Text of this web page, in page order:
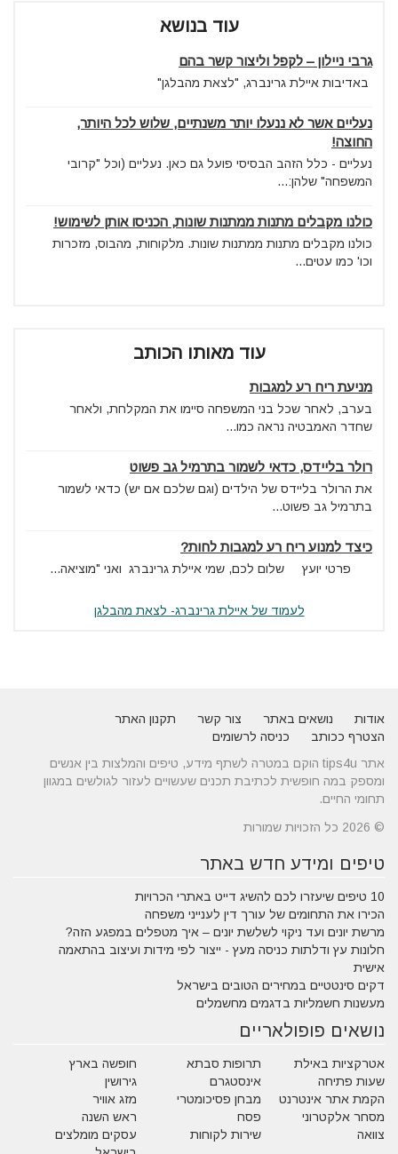
עוד בנושא
גרבי ניילון – לקפל וליצור קשר בהם
באדיבות איילת גרינברג, "לצאת מהבלגן"
נעליים אשר לא ננעלו יותר משנתיים, שלוש לכל היותר,
החוצה!
נעליים - כלל הזהב הבסיסי פועל גם כאן. נעליים (וכל "קרובי
המשפחה" שלהן:...
כולנו מקבלים מתנות ממתנות שונות, הכניסו אותן לשימוש!
כולנו מקבלים מתנות ממתנות שונות. מלקוחות, מהבוס, מזכרות
וכו' כמו עטים...
עוד מאותו הכותב
מניעת ריח רע למגבות
בערב, לאחר שכל בני המשפחה סיימו את המקלחת, ולאחר
שחדר האמבטיה נראה כמו...
רולר בליידס, כדאי לשמור בתרמיל גב פשוט
את הרולר בליידס של הילדים (וגם שלכם אם יש) כדאי לשמור
בתרמיל גב פשוט...
כיצד למנוע ריח רע למגבות לחות?
פרטי יועץ שלום לכם, שמי איילת גרינברג ואני "מוציאה...
לעמוד של איילת גרינברג- לצאת מהבלגן
אודות נושאים באתר צור קשר
תקנון האתר
הצטרף ככותב
כניסה לרשומים
אתר tips4u הוקם במטרה לשתף מידע, טיפים והמלצות בין אנשים
ומספק במה חופשית לכתיבת תכנים שעשויים לעזור לגולשים במגוון
תחומי החיים.
© 2026 כל הזכויות שמורות
טיפים ומידע חדש באתר
10 טיפים שיעזרו לכם להשיג דייט באתרי הכרויות
הכירו את התחומים של עורך דין לענייני משפחה
מרשת יונים ועד ניקוי לשלשת יונים – איך מטפלים במפגע הזה?
חלונות עץ ודלתות כניסה מעץ - ייצור לפי מידות ועיצוב בהתאמה
אישית
דקים סינטטיים במחירים הטובים בישראל
מעשנות חשמליות בדגמים מחשמלים
נושאים פופולאריים
אטרקציות באילת תרופות סבתא
חופשה בארץ
שעות פתיחה
אינסטגרם
גירושין
הקמת אתר אינטרנט
מבחן פסיכומטרי
מזג אוויר
מסחר אלקטרוני
פסח
ראש השנה
צוואה
שירות לקוחות
עסקים מומלצים